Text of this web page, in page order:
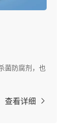
菌防腐剂，也
查看详细